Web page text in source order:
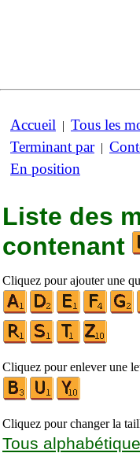
Accueil | Tous les
Terminant par|
En position
Liste des
contenant
Cliquez pour ajouter une
Cliquez pour enlever une
Cliquez pour changer la
Tous alphabétique